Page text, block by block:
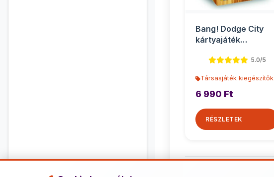
Bang! Dodge City
kártyajáték
5.0/5
Társasjáték kiegészítők
6 990 Ft
RÉSZLETEK